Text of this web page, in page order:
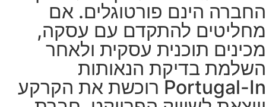
החברה הינם פורטוגלים. אם
מחליטים להתקדם עם עסקה,
מכינים תוכנית עסקית ולאחר
השלמת בדיקת הנאותות
Portugal-In רוכשת את הקרקע